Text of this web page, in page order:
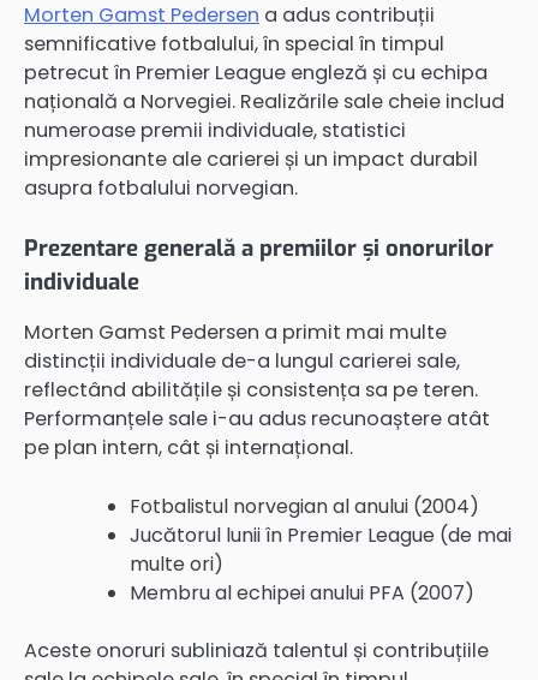
Morten Gamst Pedersen a adus contribuții
semnificative fotbalului, în special în timpul
petrecut în Premier League engleză și cu echipa
națională a Norvegiei. Realizările sale cheie includ
numeroase premii individuale, statistici
impresionante ale carierei și un impact durabil
asupra fotbalului norvegian.
Prezentare generală a premiilor și onorurilor
individuale
Morten Gamst Pedersen a primit mai multe
distincții individuale de-a lungul carierei sale,
reflectând abilitățile și consistența sa pe teren.
Performanțele sale i-au adus recunoaștere atât
pe plan intern, cât și internațional.
Fotbalistul norvegian al anului (2004)
Jucătorul lunii în Premier League (de mai
multe ori)
Membru al echipei anului PFA (2007)
Aceste onoruri subliniază talentul și contribuțiile